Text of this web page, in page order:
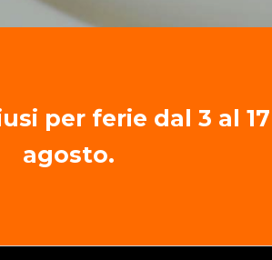
per ferie dal 3 al 17
agosto.